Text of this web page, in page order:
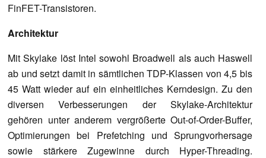
FinFET-Transistoren.
Architektur
Mit Skylake löst Intel sowohl Broadwell als auch Haswell
ab und setzt damit in sämtlichen TDP-Klassen von 4,5 bis
45 Watt wieder auf ein einheitliches Kerndesign. Zu den
diversen Verbesserungen der Skylake-Architektur
gehören unter anderem vergrößerte Out-of-Order-Buffer,
Optimierungen bei Prefetching und Sprungvorhersage
sowie stärkere Zugewinne durch Hyper-Threading.